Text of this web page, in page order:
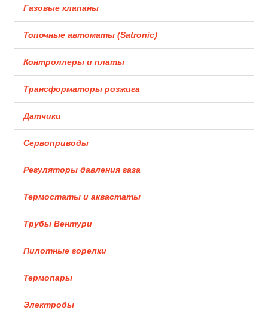
Газовые клапаны
Топочные автоматы (Satronic)
Контроллеры и платы
Трансформаторы розжига
Датчики
Сервоприводы
Регуляторы давления газа
Термостаты и аквастаты
Трубы Вентури
Пилотные горелки
Термопары
Электроды